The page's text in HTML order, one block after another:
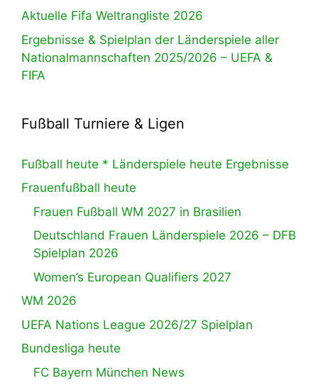
Aktuelle Fifa Weltrangliste 2026
Ergebnisse & Spielplan der Länderspiele aller
Nationalmannschaften 2025/2026 – UEFA &
FIFA
Fußball Turniere & Ligen
Fußball heute * Länderspiele heute Ergebnisse
Frauenfußball heute
Frauen Fußball WM 2027 in Brasilien
Deutschland Frauen Länderspiele 2026 – DFB
Spielplan 2026
Women’s European Qualifiers 2027
WM 2026
UEFA Nations League 2026/27 Spielplan
Bundesliga heute
FC Bayern München News